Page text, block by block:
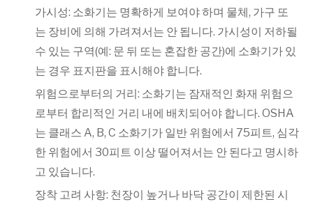
가시성: 소화기는 명확하게 보여야 하며 물체, 가구 또
는 장비에 의해 가려져서는 안 됩니다. 가시성이 저하될
수 있는 구역(예: 문 뒤 또는 혼잡한 공간)에 소화기가 있
는 경우 표지판을 표시해야 합니다.
위험으로부터의 거리: 소화기는 잠재적인 화재 위험으
로부터 합리적인 거리 내에 배치되어야 합니다. OSHA
는 클래스 A, B, C 소화기가 일반 위험에서 75피트, 심각
한 위험에서 30피트 이상 떨어져서는 안 된다고 명시하
고 있습니다.
장착 고려 사항: 천장이 높거나 바닥 공간이 제한된 시